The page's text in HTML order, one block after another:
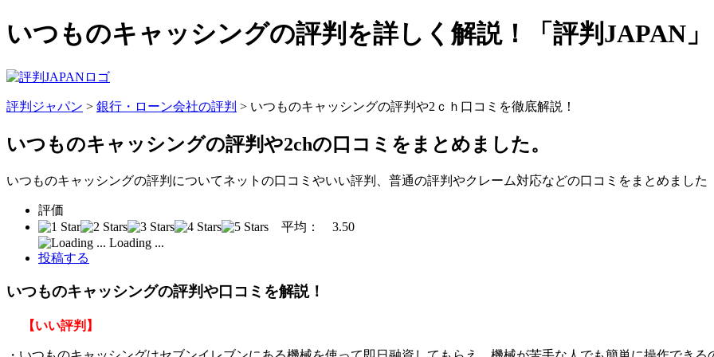
いつものキャッシングの評判を詳しく解説！「評判JAPAN」
評判ジャパン > 銀行・ローン会社の評判 > いつものキャッシングの評判や2ｃｈ口コミを徹底解説！
いつものキャッシングの評判や2chの口コミをまとめました。
いつものキャッシングの評判についてネットの口コミやいい評判、普通の評判やクレーム対応などの口コミをまとめました
評価
平均： 3.50
Loading ...
投稿する
いつものキャッシングの評判や口コミを解説！
【いい評判】